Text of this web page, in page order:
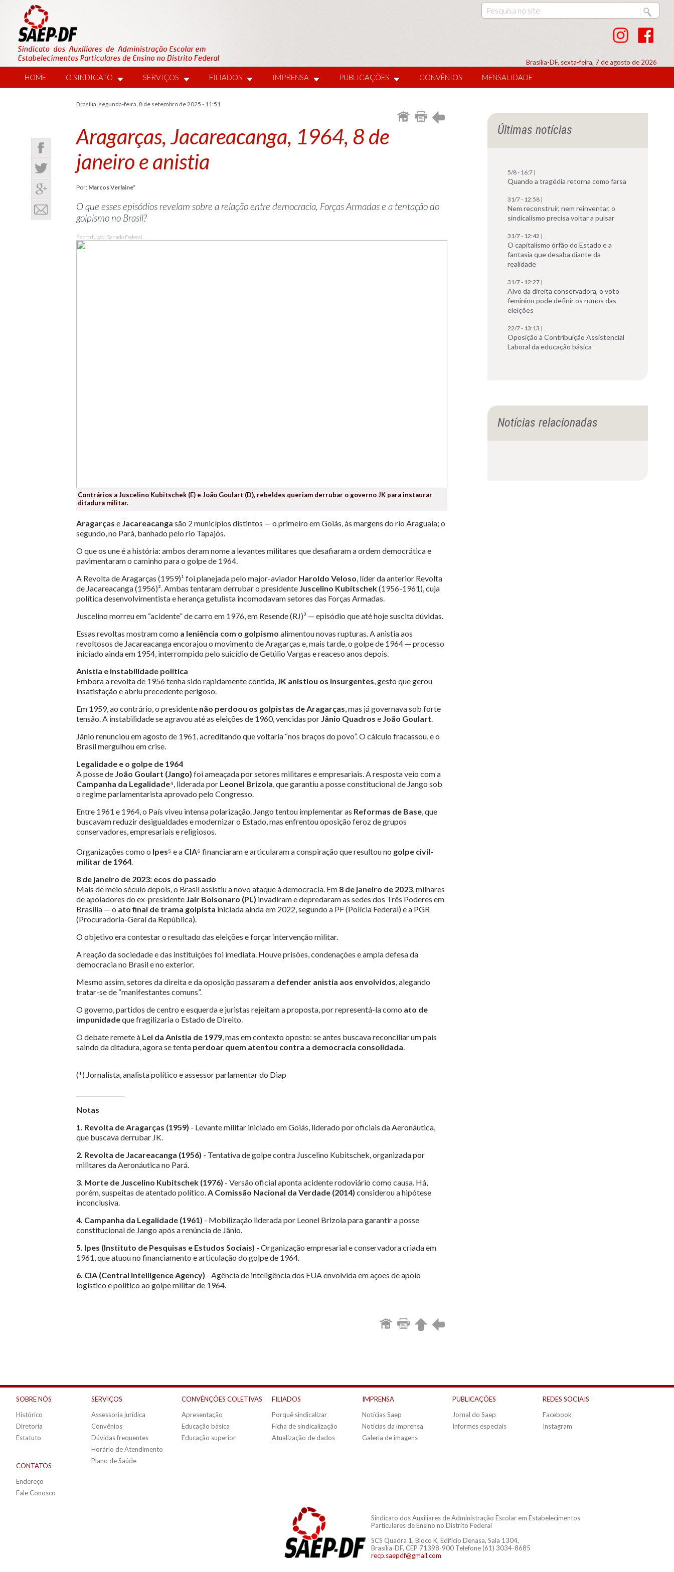
Brasília-DF, sexta-feira, 7 de agosto de 2026
HOME O SINDICATO SERVIÇOS FILIADOS IMPRENSA PUBLICAÇÕES CONVÊNIOS MENSALIDADE
Brasília, segunda-feira, 8 de setembro de 2025 - 11:51
Aragarças, Jacareacanga, 1964, 8 de
janeiro e anistia
Por: Marcos Verlaine*
O que esses episódios revelam sobre a relação entre democracia, Forças Armadas e a tentação do
golpismo no Brasil?
Reprodução: Senado Federal
Contrários a Juscelino Kubitschek (E) e João Goulart (D), rebeldes queriam derrubar o governo JK para instaurar
ditadura militar.
Aragarças e Jacareacanga são 2 municípios distintos — o primeiro em Goiás, às margens do rio Araguaia; o
segundo, no Pará, banhado pelo rio Tapajós.
O que os une é a história: ambos deram nome a levantes militares que desafiaram a ordem democrática e
pavimentaram o caminho para o golpe de 1964.
A Revolta de Aragarças (1959)¹ foi planejada pelo major-aviador Haroldo Veloso, líder da anterior Revolta
de Jacareacanga (1956)². Ambas tentaram derrubar o presidente Juscelino Kubitschek(1956-1961), cuja
política desenvolvimentista e herança getulista incomodavam setores das Forças Armadas.
Juscelino morreu em “acidente” de carro em 1976, em Resende (RJ)³ — episódio que até hoje suscita dúvidas.
Essas revoltas mostram como a leniência com o golpismo alimentou novas rupturas. A anistia aos
revoltosos de Jacareacanga encorajou o movimento de Aragarças e, mais tarde, o golpe de 1964 — processo
iniciado ainda em 1954, interrompido pelo suicídio de Getúlio Vargas e reaceso anos depois.
Anistia e instabilidade política
Embora a revolta de 1956 tenha sido rapidamente contida, JK anistiou os insurgentes, gesto que gerou
insatisfação e abriu precedente perigoso.
Em 1959, ao contrário, o presidente não perdoou os golpistas de Aragarças, mas já governava sob forte
tensão. A instabilidade se agravou até as eleições de 1960, vencidas por Jânio Quadros e João Goulart.
Jânio renunciou em agosto de 1961, acreditando que voltaria “nos braços do povo”. O cálculo fracassou, e o
Brasil mergulhou em crise.
Legalidade e o golpe de 1964
A posse de João Goulart (Jango) foi ameaçada por setores militares e empresariais. A resposta veio com a
Campanha da Legalidade⁴, liderada por Leonel Brizola, que garantiu a posse constitucional de Jango sob
o regime parlamentarista aprovado pelo Congresso.
Entre 1961 e 1964, o País viveu intensa polarização. Jango tentou implementar as Reformas de Base, que
buscavam reduzir desigualdades e modernizar o Estado, mas enfrentou oposição feroz de grupos
conservadores, empresariais e religiosos.
Organizações como o Ipes⁵ e a CIA⁶ financiaram e articularam a conspiração que resultou no golpe civil-
militar de 1964.
8 de janeiro de 2023: ecos do passado
Mais de meio século depois, o Brasil assistiu a novo ataque à democracia. Em 8 de janeiro de 2023, milhares
de apoiadores do ex-presidente Jair Bolsonaro (PL) invadiram e depredaram as sedes dos Três Poderes em
Brasília — o ato final de trama golpista iniciada ainda em 2022, segundo a PF (Polícia Federal) e a PGR
(Procuradoria-Geral da República).
O objetivo era contestar o resultado das eleições e forçar intervenção militar.
A reação da sociedade e das instituições foi imediata. Houve prisões, condenações e ampla defesa da
democracia no Brasil e no exterior.
Mesmo assim, setores da direita e da oposição passaram a defender anistia aos envolvidos, alegando
tratar-se de “manifestantes comuns”.
O governo, partidos de centro e esquerda e juristas rejeitam a proposta, por representá-la como ato de
impunidadeque fragilizaria o Estado de Direito.
O debate remete à Lei da Anistia de 1979, mas em contexto oposto: se antes buscava reconciliar um país
saindo da ditadura, agora se tenta perdoar quem atentou contra a democracia consolidada.
(*) Jornalista, analista político e assessor parlamentar do Diap
Notas
1. Revolta de Aragarças (1959) - Levante militar iniciado em Goiás, liderado por oficiais da Aeronáutica,
que buscava derrubar JK.
2. Revolta de Jacareacanga (1956) - Tentativa de golpe contra Juscelino Kubitschek, organizada por
militares da Aeronáutica no Pará.
3. Morte de Juscelino Kubitschek (1976) - Versão oficial aponta acidente rodoviário como causa. Há,
porém, suspeitas de atentado político.A Comissão Nacional da Verdade (2014) considerou a hipótese
inconclusiva.
4. Campanha da Legalidade (1961) - Mobilização liderada por Leonel Brizola para garantir a posse
constitucional de Jango após a renúncia de Jânio.
5. Ipes (Instituto de Pesquisas e Estudos Sociais) - Organização empresarial e conservadora criada em
1961, que atuou no financiamento e articulação do golpe de 1964.
6. CIA (Central Intelligence Agency) - Agência de inteligência dos EUA envolvida em ações de apoio
logístico e político ao golpe militar de 1964.
Últimas notícias
5/8 - 16:7 |
Quando a tragédia retorna como farsa
31/7 - 12:58 |
Nem reconstruir, nem reinventar, o
sindicalismo precisa voltar a pulsar
31/7 - 12:42 |
O capitalismo órfão do Estado e a
fantasia que desaba diante da
realidade
31/7 - 12:27 |
Alvo da direita conservadora, o voto
feminino pode definir os rumos das
eleições
22/7 - 13:13 |
Oposição à Contribuição Assistencial
Laboral da educação básica
Notícias relacionadas
SOBRE NÓS
Histórico
Diretoria
Estatuto
CONTATOS
Endereço
Fale Conosco
SERVIÇOS
Assessoria jurídica
Convênios
Dúvidas frequentes
Horário de Atendimento
Plano de Saúde
CONVÊNÇÕES COLETIVAS
Apresentação
Educação básica
Educação superior
FILIADOS
Porquê sindicalizar
Ficha de sindicalização
Atualização de dados
IMPRENSA
Notícias Saep
Notícias da imprensa
Galeria de imagens
PUBLICAÇÕES
Jornal do Saep
Informes especiais
REDES SOCIAIS
Facebook
Instagram
Sindicato dos Auxiliares de Administração Escolar em Estabelecimentos
Particulares de Ensino no Distrito Federal
SCS Quadra 1, Bloco K, Edifício Denasa, Sala 1304,
Brasília-DF, CEP 71398-900 Telefone (61) 3034-8685
recp.saepdf@gmail.com